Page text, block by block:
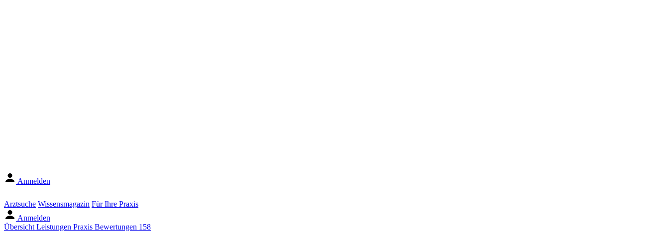
Anmelden
Arztsuche Wissensmagazin Für Ihre Praxis
Anmelden
Übersicht Leistungen Praxis Bewertungen 158